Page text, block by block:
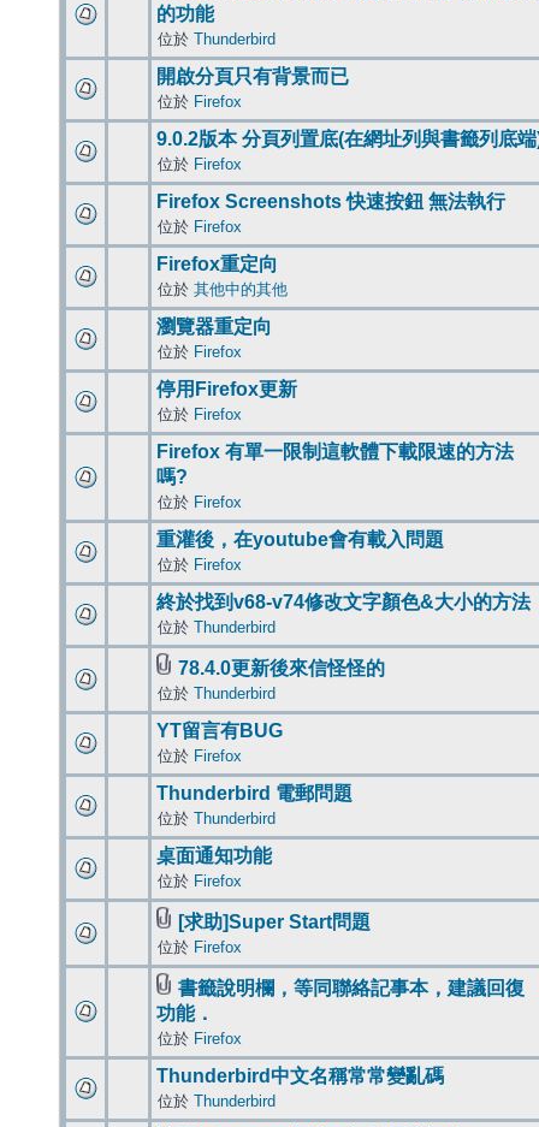
的功能
位於 Thunderbird
開啟分頁只有背景而已
位於 Firefox
9.0.2版本 分頁列置底(在網址列與書籤列底
位於 Firefox
Firefox Screenshots 快速按鈕 無法執行
位於 Firefox
Firefox重定向
位於 其他中的其他
瀏覽器重定向
位於 Firefox
停用Firefox更新
位於 Firefox
Firefox 有單一限制這軟體下載限速的方法
嗎?
位於 Firefox
重灌後，在youtube會有載入問題
位於 Firefox
終於找到v68-v74修改文字顏色&大小的方法
位於 Thunderbird
78.4.0更新後來信怪怪的
位於 Thunderbird
YT留言有BUG
位於 Firefox
Thunderbird 電郵問題
位於 Thunderbird
桌面通知功能
位於 Firefox
[求助]Super Start問題
位於 Firefox
書籤說明欄，等同聯絡記事本，建議回復
功能．
位於 Firefox
Thunderbird中文名稱常常變亂碼
位於 Thunderbird